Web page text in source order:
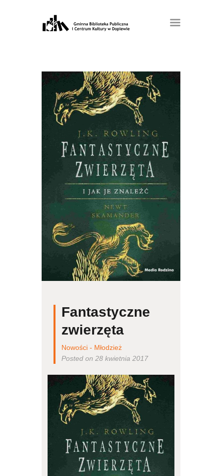
Fantastyczne
zwierzęta
Nowości - Młodzież
Posted on 28 kwietnia 2017